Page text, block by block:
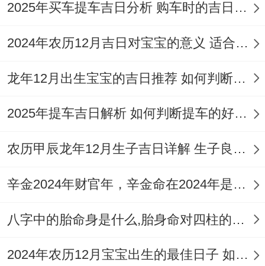
2025年买车提车吉日分析 购车时的吉日与禁忌
2024年农历12月吉日对宝宝的意义 适合龙年宝宝出生的日子有哪些
龙年12月出生宝宝的吉日推荐 如何判断吉日是否适合宝宝
2025年提车吉日解析 如何判断提车的好日子
农历甲辰龙年12月生子吉日详解 生子良辰的影响因素
辛金2024年财官年，辛金命在2024年是财官年还是财印年
八字中的胎命身是什么,胎身命对四柱的影响
2024年农历12月宝宝出生的最佳日子 如何挑选适合的吉日